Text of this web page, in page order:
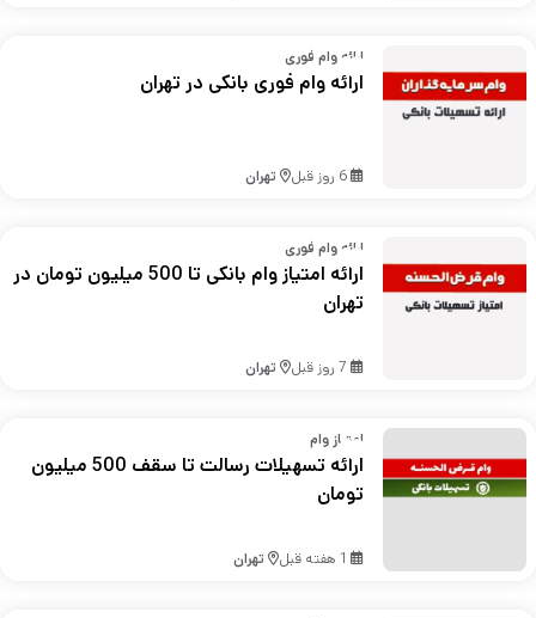
ارائه وام فوری
ارائه وام فوری بانکی در تهران
6 روز قبل تهران
ارائه وام فوری
ارائه امتیاز وام بانکی تا 500 میلیون تومان در
تهران
7 روز قبل تهران
امتیاز وام
ارائه تسهیلات رسالت تا سقف 500 میلیون
تومان
1 هفته قبل تهران